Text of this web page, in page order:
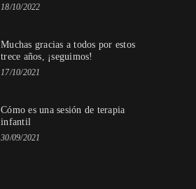
18/10/2022
Muchas gracias a todos por estos
trece años, ¡seguimos!
17/10/2021
Cómo es una sesión de terapia
infantil
30/09/2021